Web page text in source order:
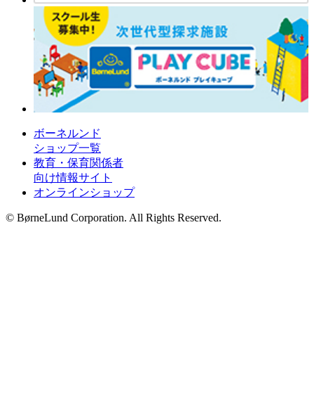
ボーネルンド
ショップ一覧
教育・保育関係者
向け情報サイト
オンラインショップ
© BørneLund Corporation. All Rights Reserved.